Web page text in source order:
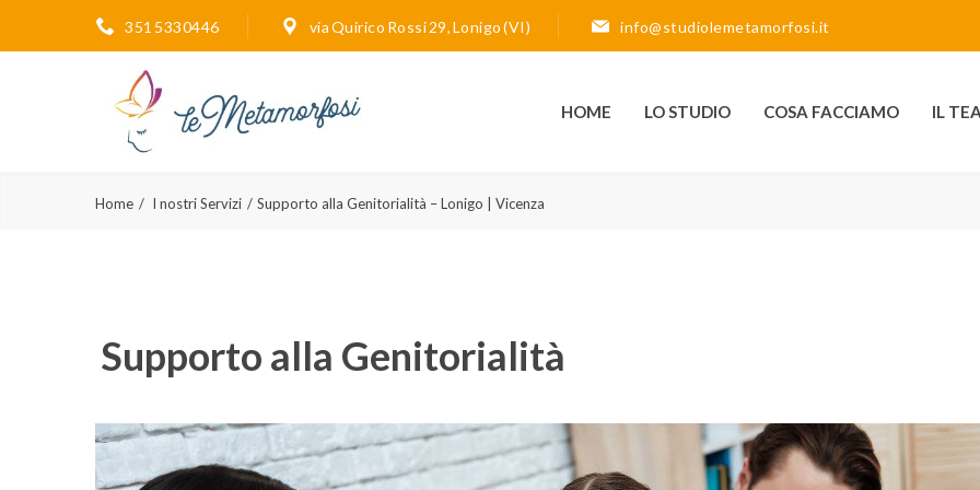
351 5330446 via Quirico Rossi 29, Lonigo (VI) info@studiolemetamorfosi.it
HOME LO STUDIO COSA FACCIAMO IL
Home I nostri Servizi Supporto alla Genitorialità – Lonigo | Vicenza
Supporto alla Genitorialità